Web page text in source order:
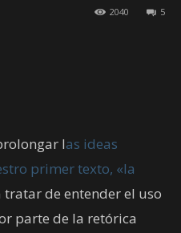
5
2040
las ideas
primer texto, «la
tratar de entender el uso
parte de la retórica